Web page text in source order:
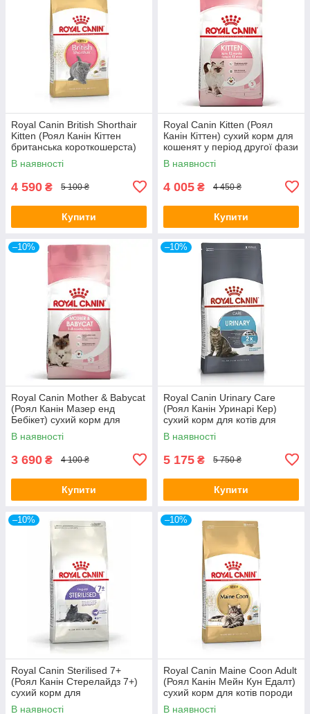
Royal Canin British Shorthair
Kitten (Роял Канін Кіттен
британська короткошерста)
сухий корм для кошенят
В наявності
4 590 ₴ 5 100 ₴
Купити
Royal Canin Kitten (Роял
Канін Кіттен) сухий корм для
кошенят у період другої фази
росту
В наявності
4 005 ₴ 4 450 ₴
Купити
–10%
Royal Canin Mother & Babycat
(Роял Канін Мазер енд
Бебікет) сухий корм для
кошенят, вагітних і кішок, що
годують
В наявності
3 690 ₴ 4 100 ₴
Купити
–10%
Royal Canin Urinary Care
(Роял Канін Уринарі Кер)
сухий корм для котів для
сечовидільної системи від 12
міс
В наявності
5 175 ₴ 5 750 ₴
Купити
–10%
Royal Canin Sterilised 7+
(Роял Канін Стерелайдз 7+)
сухий корм для
стерилізованих кішок 7-12
В наявності
–10%
Royal Canin Maine Coon Adult
(Роял Канін Мейн Кун Едалт)
сухий корм для котів породи
мейн-кун від 15 місяців
В наявності